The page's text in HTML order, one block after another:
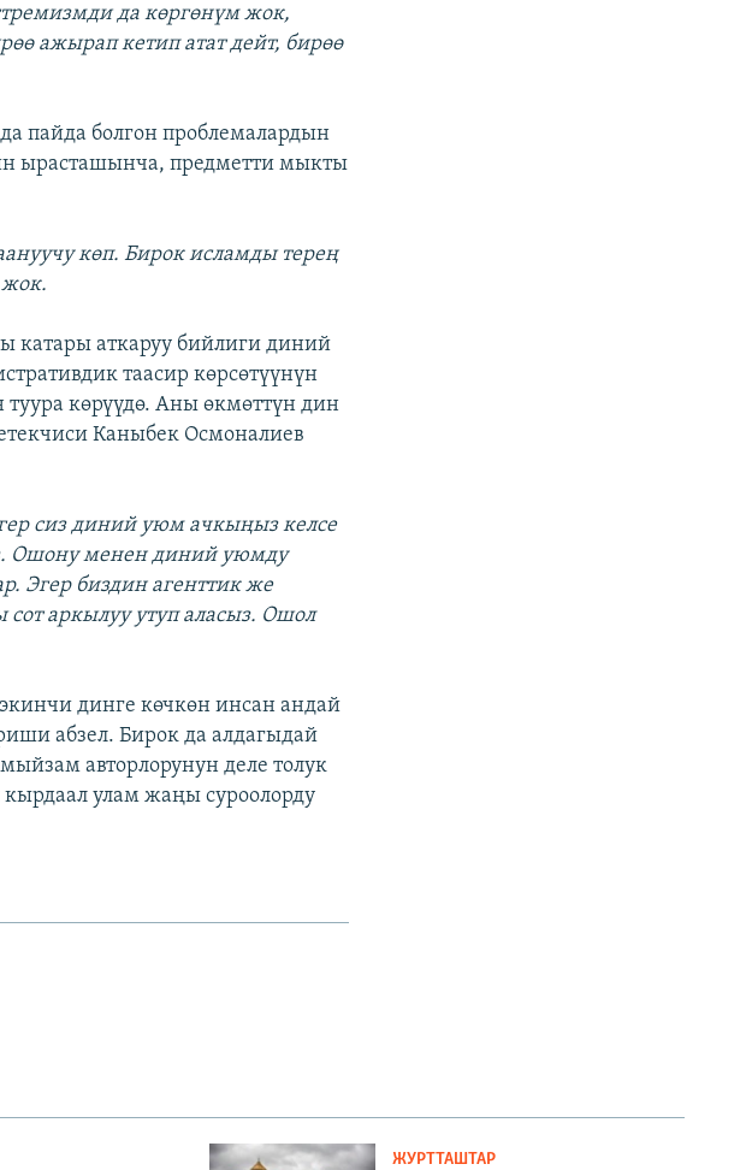
да көргөнүм жок,
ажырап кетип атат дейт, бирөө
пайда болгон проблемалардын
ырасташынча, предметти мыкты
көп. Бирок исламды терең
жок.
катары аткаруу бийлиги диний
таасир көрсөтүүнүн
көрүүдө. Аны өкмөттүн дин
Каныбек Осмоналиев
сиз диний уюм ачкыңыз келсе
Ошону менен диний уюмду
Эгер биздин агенттик же
аркылуу утуп аласыз. Ошол
динге көчкөн инсан андай
абзел. Бирок да алдагыдай
авторлорунун деле толук
улам жаңы суроолорду
ЖУРТТАШТАР